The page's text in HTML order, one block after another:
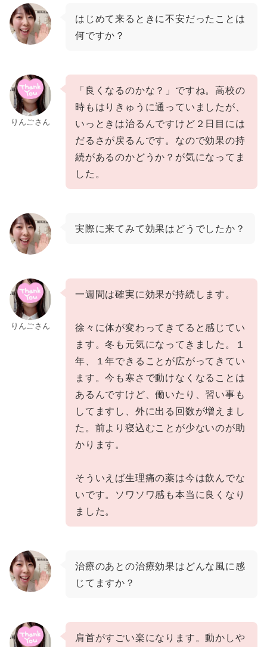
はじめて来るときに不安だったことは
何ですか？
りんごさん
「良くなるのかな？」ですね。高校の
時もはりきゅうに通っていましたが、
いっときは治るんですけど２日目には
だるさが戻るんです。なので効果の持
続があるのかどうか？が気になってま
した。
実際に来てみて効果はどうでしたか？
りんごさん
一週間は確実に効果が持続します。
徐々に体が変わってきてると感じてい
ます。冬も元気になってきました。１
年、１年できることが広がってきてい
ます。今も寒さで動けなくなることは
あるんですけど、働いたり、習い事も
してますし、外に出る回数が増えまし
た。前より寝込むことが少ないのが助
かります。
そういえば生理痛の薬は今は飲んでな
いです。ソワソワ感も本当に良くなり
ました。
治療のあとの治療効果はどんな風に感
じてますか？
肩首がすごい楽になります。動かしや